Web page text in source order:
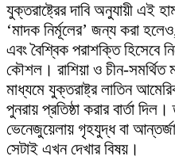
যুক্তরাষ্ট্রের দাবি অনুযায়ী এই
‘মাদক নির্মূলের’ জন্য করা
এবং বৈশ্বিক পরাশক্তি হিসেবে
কৌশল। রাশিয়া ও চীন-সমর্থিত
মাধ্যমে যুক্তরাষ্ট্র লাতিন
পুনরায় প্রতিষ্ঠা করার বার্তা
ভেনেজুয়েলায় গৃহযুদ্ধ বা
সেটাই এখন দেখার বিষয়।